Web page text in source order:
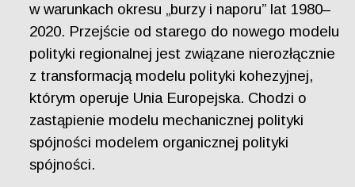
w warunkach okresu „burzy i naporu” lat 1980–
2020. Przejście od starego do nowego modelu
polityki regionalnej jest związane nierozłącznie
z transformacją modelu polityki kohezyjnej,
którym operuje Unia Europejska. Chodzi o
zastąpienie modelu mechanicznej polityki
spójności modelem organicznej polityki
spójności.